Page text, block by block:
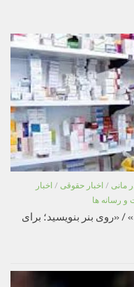
مانی / اخبار حقوقی / اخبار
و رسانه ها
«روی بنر بنویسید؛ برای